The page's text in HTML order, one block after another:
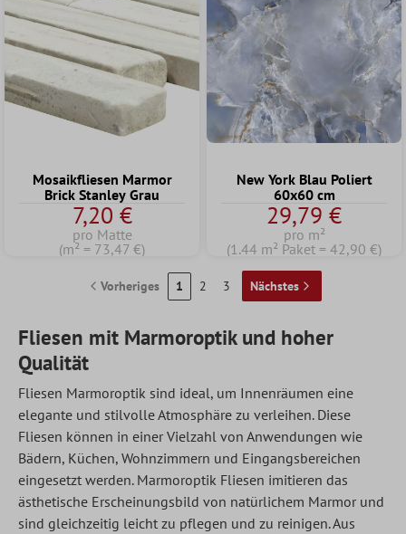
Mosaikfliesen Marmor
Brick Stanley Grau
7,20 €
pro Matte
(m² = 73,47 €)
New York Blau Poliert
60x60 cm
29,79 €
pro m²
(1.44 m² Paket = 42,90 €)
Vorheriges 1 2 3 Nächstes
Fliesen mit Marmoroptik und hoher
Qualität
Fliesen Marmoroptik sind ideal, um Innenräumen eine
elegante und stilvolle Atmosphäre zu verleihen. Diese
Fliesen können in einer Vielzahl von Anwendungen wie
Bädern, Küchen, Wohnzimmern und Eingangsbereichen
eingesetzt werden. Marmoroptik Fliesen imitieren das
ästhetische Erscheinungsbild von natürlichem Marmor und
sind gleichzeitig leicht zu pflegen und zu reinigen. Aus